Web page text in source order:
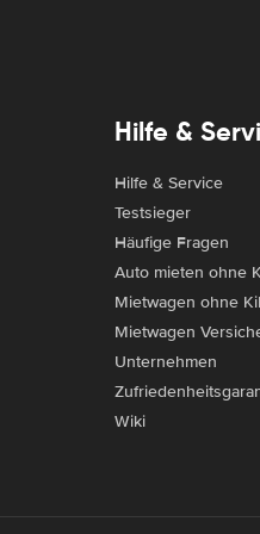
Hilfe &
Hilfe & Service
Testsieger
Häufige Fragen
Auto mieten ohne
Mietwagen ohne
Mietwagen
Unternehmen
Wiki